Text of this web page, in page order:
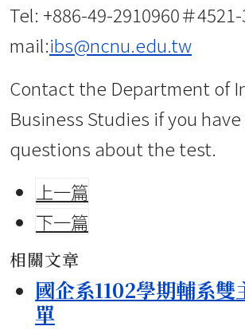
Tel: +886-49-2910960＃
mail:ibs@ncnu.edu.tw
Contact the Department of
Business Studies if you
questions about the test.
上一篇
下一篇
相關文章
國企系1102學期輔系雙
單